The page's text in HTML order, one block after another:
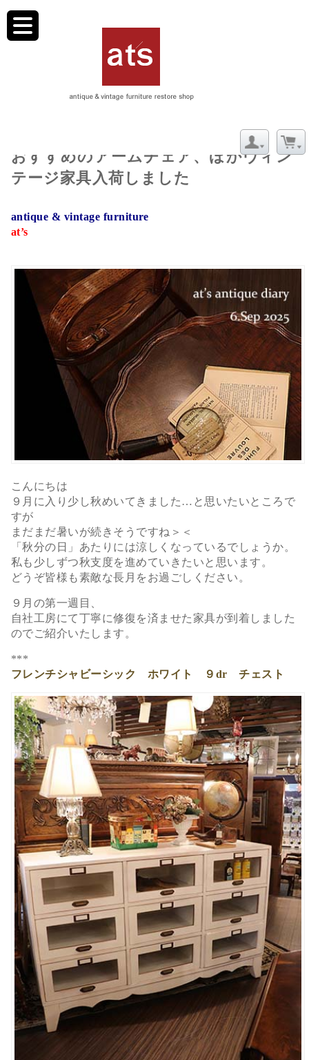
toggle
navigation
9/6(【新着】敬老の日のプレゼントに
おすすめのアームチェア、ほかヴィン
テージ家具入荷しました
antique & vintage furniture
at’s
こんにちは
９月に入り少し秋めいてきました…と思いたいところで
すが
まだまだ暑いが続きそうですね＞＜
「秋分の日」あたりには涼しくなっているでしょうか。
私も少しずつ秋支度を進めていきたいと思います。
どうぞ皆様も素敵な長月をお過ごしください。
９月の第一週目、
自社工房にて丁寧に修復を済ませた家具が到着しました
のでご紹介いたします。
***
フレンチシャビーシック ホワイト ９dr チェスト